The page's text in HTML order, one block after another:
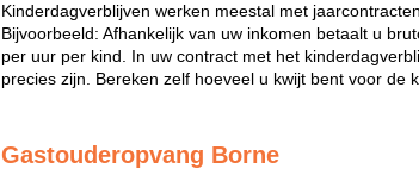
Kinderdagverblijven werken meestal met
Bijvoorbeeld: Afhankelijk van uw inkomen betaalt u
per uur per kind. In uw contract met het
precies zijn. Bereken zelf hoeveel u kwijt bent voor de
Gastouderopvang Borne